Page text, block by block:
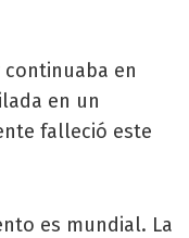
en
en un
falleció este
es mundial. La